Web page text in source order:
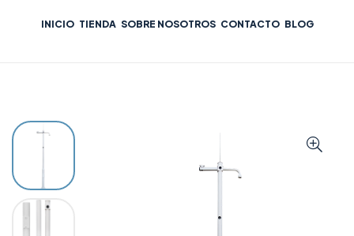
INICIO TIENDA SOBRE NOSOTROS CONTACTO BLOG